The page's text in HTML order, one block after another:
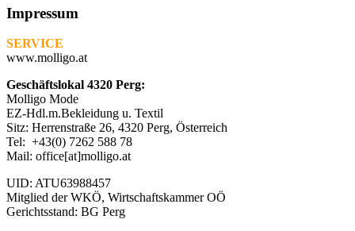
Impressum
SERVICE
www.molligo.at
Geschäftslokal 4320 Perg:
Molligo Mode
EZ-Hdl.m.Bekleidung u. Textil
Sitz: Herrenstraße 26, 4320 Perg, Österreich
Tel: +43(0) 7262 588 78
Mail: office[at]molligo.at
UID: ATU63988457
Mitglied der WKÖ, Wirtschaftskammer OÖ
Gerichtsstand: BG Perg